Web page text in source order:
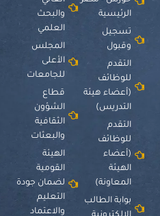
الرئيسية
تسجيل
وقبول
التقدم
للوظائف
(أعضاء هيئة
التدريس)
التقدم
للوظائف
(أعضاء
الهيئة
المعاونة)
بوابة الطالب
والبحث
العلمي
المجلس
الأعلى
للجامعات
قطاع
الشؤون
الثقافية
والبعثات
الهيئة
القومية
لضمان جودة
التعليم
والاعتماد